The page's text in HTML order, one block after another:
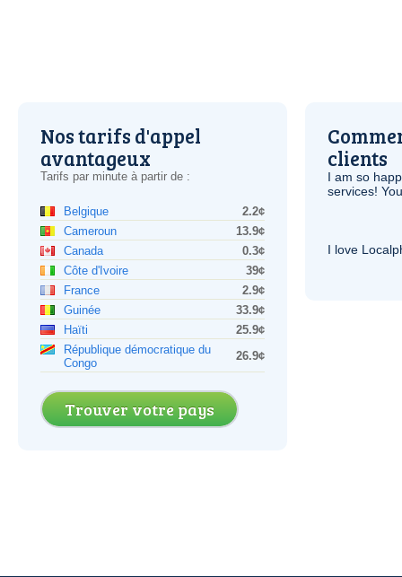
Nos tarifs d'appel
avantageux
Tarifs par minute à partir de :
Belgique
2.2¢
Cameroun
13.9¢
Canada
0.3¢
Côte d'Ivoire
39¢
France
2.9¢
Guinée
33.9¢
Haïti
25.9¢
République démocratique du
Congo
26.9¢
Trouver votre pays
clients
I am so
services!
I love